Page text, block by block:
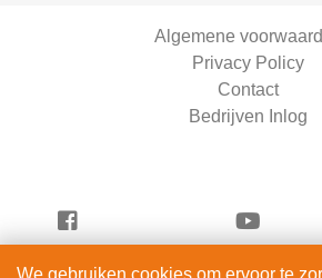
Algemene
Privacy Policy
Contact
Bedrijven Inlog
We gebruiken cookies om ervoor te